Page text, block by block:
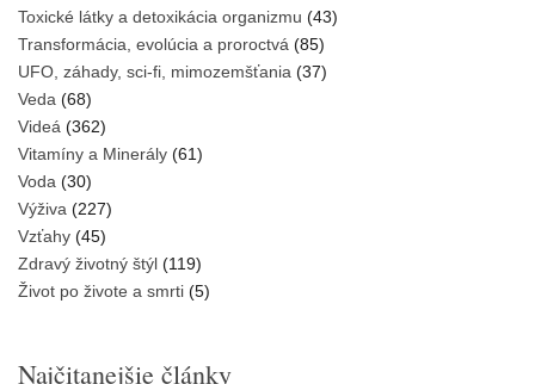
Toxické látky a detoxikácia organizmu (43)
Transformácia, evolúcia a proroctvá (85)
UFO, záhady, sci-fi, mimozemšťania (37)
Veda (68)
Videá (362)
Vitamíny a Minerály (61)
Voda (30)
Výživa (227)
Vzťahy (45)
Zdravý životný štýl (119)
Život po živote a smrti (5)
Najčitanejšie články